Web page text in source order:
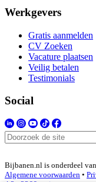
Werkgevers
Gratis aanmelden
CV Zoeken
Vacature plaatsen
Veilig betalen
Testimonials
Social
Bijbanen.nl is onderdeel
Algemene voorwaarden •